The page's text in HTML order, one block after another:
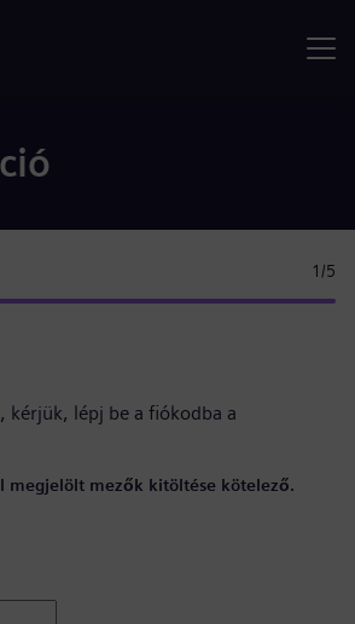
1 /5
kérjük, lépj be a fiókodba a
megjelölt mezők kitöltése kötelező.